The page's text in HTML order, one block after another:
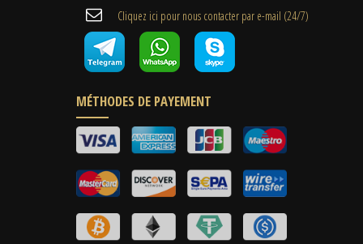
Cliquez ici pour nous contacter par e-mail (24/7)
MÉTHODES DE PAYEMENT